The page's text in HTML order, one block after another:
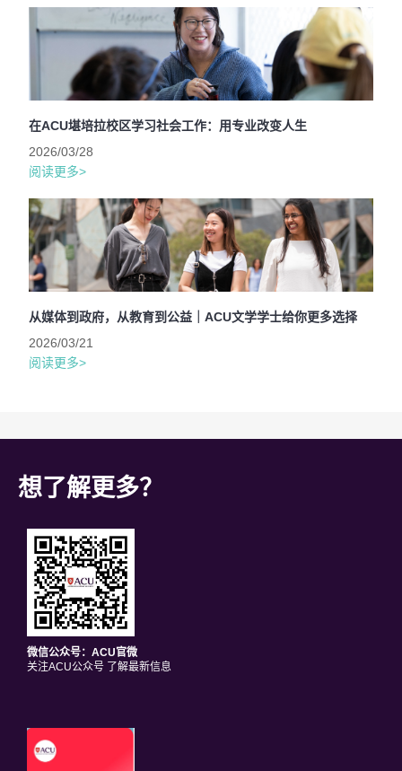
在ACU堪培拉校区学习社会工作：用专业改变人生
2026/03/28
阅读更多>
从媒体到政府，从教育到公益｜ACU文学学士给你更多选择
2026/03/21
阅读更多>
想了解更多？
微信公众号：ACU官微
关注ACU公众号 了解最新信息